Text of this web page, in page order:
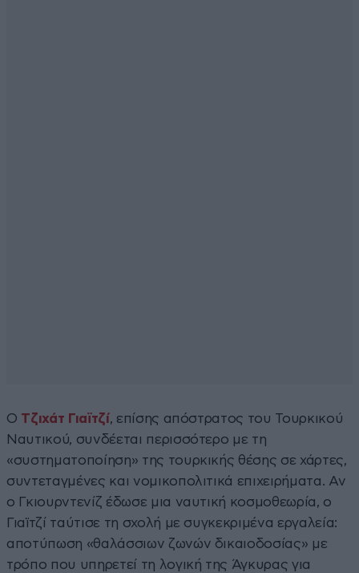
Ο Τζιχάτ Γιαϊτζί, επίσης απόστρατος του Τουρκικού
Ναυτικού, συνδέεται περισσότερο με τη
«συστηματοποίηση» της τουρκικής θέσης σε χάρτες,
συντεταγμένες και νομικοπολιτικά επιχειρήματα. Αν
ο Γκιουρντενίζ έδωσε μια ναυτική κοσμοθεωρία, ο
Γιαϊτζί ταύτισε τη σχολή με συγκεκριμένα εργαλεία:
αποτύπωση «θαλάσσιων ζωνών δικαιοδοσίας» με
τρόπο που υπηρετεί τη λογική της Άγκυρας για